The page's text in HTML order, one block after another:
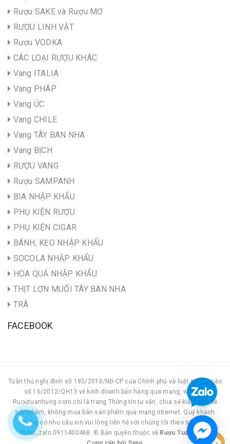
Rượu SAKE và Rượu MƠ
RƯỢU LINH VẬT
Rượu VODKA
CÁC LOẠI RƯỢU KHÁC
Vang ITALIA
Vang PHÁP
Vang ÚC
Vang CHILE
Vang TÂY BAN NHA
Vang BỊCH
RƯỢU VANG
Rượu SAMPANH
BIA NHẬP KHẨU
PHỤ KIỆN RƯỢU
PHỤ KIỆN CIGAR
BÁNH, KẸO NHẬP KHẨU
SOCOLA NHẬP KHẨU
HOA QUẢ NHẬP KHẨU
THỊT LỢN MUỐI TÂY BAN NHA
TRÀ
FACEBOOK
Tuân thủ nghị định số 185/2013/NĐ-CP của Chính phủ và luật quảng cáo
số 16/2012/QH13 về kinh doanh bán hàng qua mạng, website
Ruoutuanhung.com chỉ là trang Thông tin tư vấn, chia sẻ kiến thức về
sản phẩm, không mua bán sản phẩm qua mạng internet. Quý khách
hàng có nhu cầu xin vui lòng liên hệ với chúng tôi theo số điện
thoại_zalo 0911400468. © Bản quyền thuộc về Rượu Tuấn Hùng